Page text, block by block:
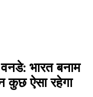
भारत बनाम
कुछ ऐसा रहेगा